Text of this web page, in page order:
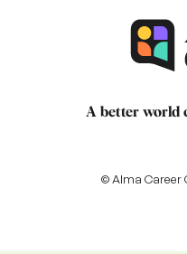
A better world
© Alma Career